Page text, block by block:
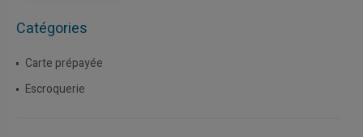
Catégories
Carte prépayée
Escroquerie